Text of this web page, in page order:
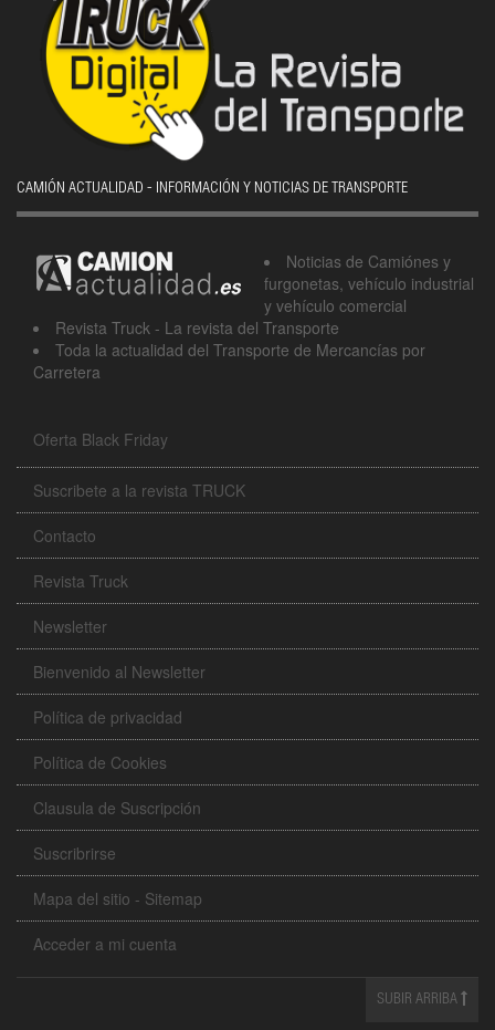
CAMIÓN ACTUALIDAD - INFORMACIÓN Y NOTICIAS DE TRANSPORTE
Noticias de Camiónes y
furgonetas, vehículo industrial
y vehículo comercial
Revista Truck - La revista del Transporte
Toda la actualidad del Transporte de Mercancías por
Carretera
Oferta Black Friday
Suscribete a la revista TRUCK
Contacto
Revista Truck
Newsletter
Bienvenido al Newsletter
Política de privacidad
Política de Cookies
Clausula de Suscripción
Suscribrirse
Mapa del sitio - Sitemap
Acceder a mi cuenta
SUBIR ARRIBA